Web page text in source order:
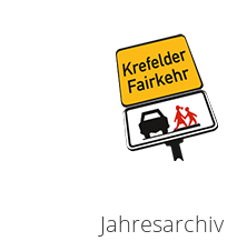
Jahresarchiv